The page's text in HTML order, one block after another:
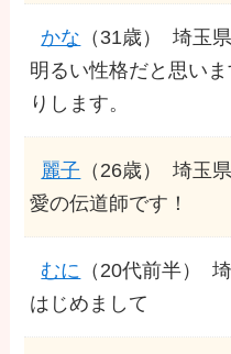
かな （31歳）
埼玉
明るい性格だと思い
りします。
麗子 （26歳）
埼玉
愛の伝道師です！
むに （20代前半）
はじめまして